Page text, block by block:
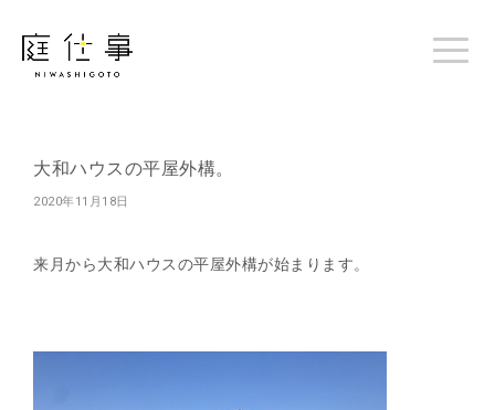
大和ハウスの平屋外構。
2020年11月18日
来月から大和ハウスの平屋外構が始まります。